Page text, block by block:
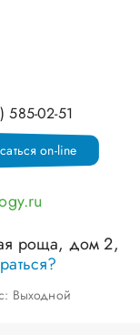
585-02-51
on-line
роща, дом 2,
Выходной